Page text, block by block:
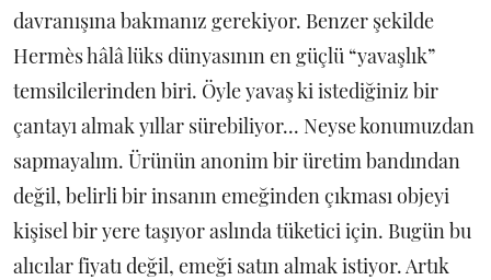
davranışına bakmanız gerekiyor. Benzer şekilde
Hermès hâlâ lüks dünyasının en güçlü “yavaşlık”
temsilcilerinden biri. Öyle yavaş ki istediğiniz bir
çantayı almak yıllar sürebiliyor... Neyse konumuzdan
sapmayalım. Ürünün anonim bir üretim bandından
değil, belirli bir insanın emeğinden çıkması objeyi
kişisel bir yere taşıyor aslında tüketici için. Bugün bu
alıcılar fiyatı değil, emeği satın almak istiyor. Artık